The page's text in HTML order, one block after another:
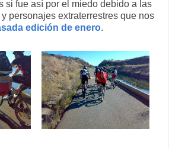
si fue así por el miedo debido a las
personajes extraterrestres que nos
edición de enero.